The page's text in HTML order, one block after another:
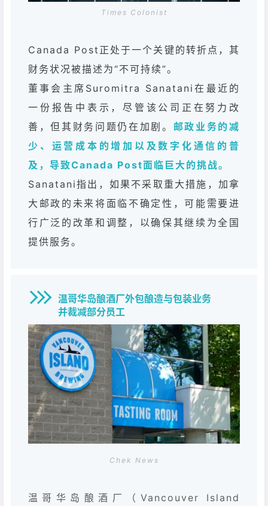
Times Colonist
Canada Post正处于一个关键的转折点，其
财务状况被描述为“不可持续”。
董事会主席Suromitra Sanatani在最近的
一份报告中表示，尽管该公司正在努力改
善，但其财务问题仍在加剧。 邮政业务的减
少、运营成本的增加以及数字化通信的普
及，导致Canada Post面临巨大的挑战。
Sanatani指出，如果不采取重大措施，加拿
大邮政的未来将面临不确定性，可能需要进
行广泛的改革和调整，以确保其继续为全国
提供服务。
温哥华岛酿酒厂外包酿造与包装业务
并裁减部分员工
Chek News
温哥华岛酿酒厂（Vancouver Island